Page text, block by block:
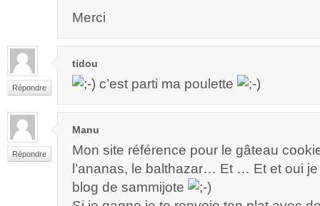
Merci
Répondre
tidou
c’est parti ma poulette
Répondre
Manu
Mon site référence pour le gâteau
l’ananas, le balthazar… Et … Et et oui
blog de sammijote